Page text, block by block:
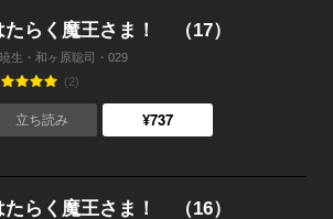
たらく魔王さま！ （17）
生・和ヶ原聡司・029
(2)
立ち読み ¥737
たらく魔王さま！ （16）